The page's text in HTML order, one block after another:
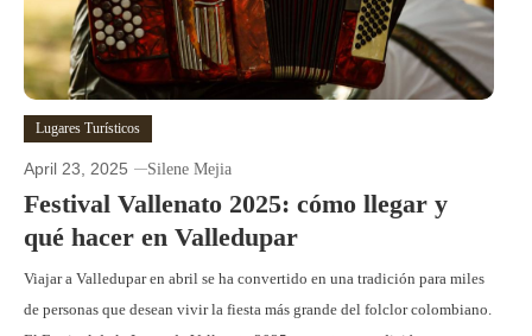
Lugares Turísticos
April 23, 2025 Silene Mejia
Festival Vallenato 2025: cómo llegar y
qué hacer en Valledupar
Viajar a Valledupar en abril se ha convertido en una tradición para miles
de personas que desean vivir la fiesta más grande del folclor colombiano.